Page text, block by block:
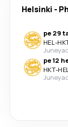
Helsinki -
pe 29
HEL-
pe 12
HKT-